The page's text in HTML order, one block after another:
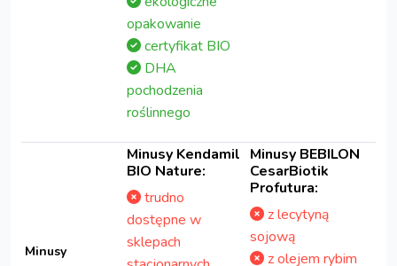
opakowanie
certyfikat BIO
DHA
pochodzenia
roślinnego
Minusy
Minusy Kendamil
BIO Nature:
trudno
dostępne w
sklepach
Minusy BEBILON
CesarBiotik
Profutura:
z lecytyną
sojową
z olejem rybim